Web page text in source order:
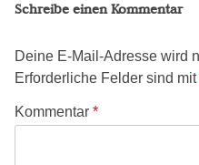
Schreibe einen Kommentar
Deine E-Mail-Adresse wird
Erforderliche Felder sind mit
Kommentar *